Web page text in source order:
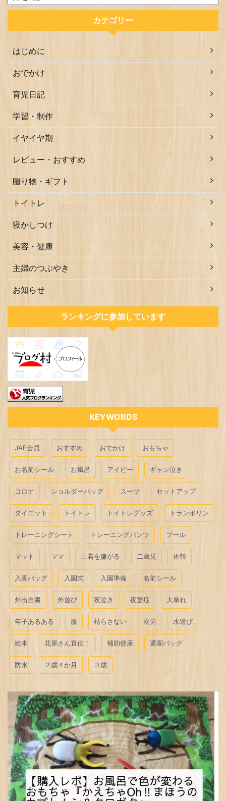
カテゴリー
はじめに
おでかけ
育児日記
学習・制作
イヤイヤ期
レビュー・おすすめ
贈り物・ギフト
トイトレ
寝かしつけ
美容・健康
主婦のつぶやき
お知らせ
ランキングに参加しています
KEYWORDS
JAF会員 おすすめ おでかけ おもちゃ
お名前シール お風呂 アイビー ギャン泣き
コロナ ショルダーバッグ スーツ セットアップ
ダイエット トイトレ トイトレグッズ トランポリン
トレーニングシート トレーニングパンツ プール
マット ママ 上着を嫌がる 二歳児 体幹
入園バッグ 入園式 入園準備 名前シール
外出自粛 外遊び 夜泣き 夜驚症 大暴れ
年子あるある 服 枯らさない 次男 水遊び
絵本 花屋さん直伝！ 補助便座 通園バッグ
防水 ２歳４か月 ３歳